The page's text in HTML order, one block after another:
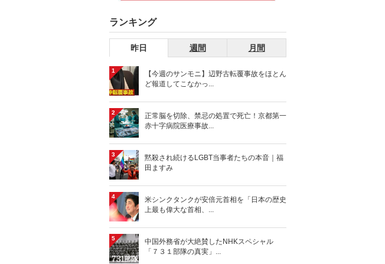
ランキング
昨日 週間 月間
1
【今週のサンモニ】辺野古転覆事故をほとん
ど報道してこなかっ...
2
正常脳を切除、禁忌の処置で死亡！京都第一
赤十字病院医療事故...
3
黙殺され続けるLGBT当事者たちの本音｜福
田ますみ
4
米シンクタンクが安倍元首相を「日本の歴史
上最も偉大な首相、...
5
中国外務省が大絶賛したNHKスペシャル
「７３１部隊の真実」...